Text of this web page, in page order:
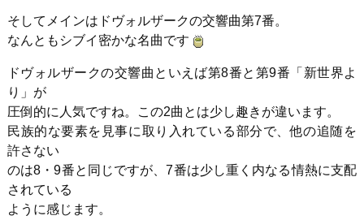
そしてメインはドヴォルザークの交響曲第7番。
なんともシブイ密かな名曲です
ドヴォルザークの交響曲といえば第8番と第9番「新世界よ
り」が
圧倒的に人気ですね。この2曲とは少し趣きが違います。
民族的な要素を見事に取り入れている部分で、他の追随を
許さない
のは8・9番と同じですが、7番は少し重く内なる情熱に支配
されている
ように感じます。